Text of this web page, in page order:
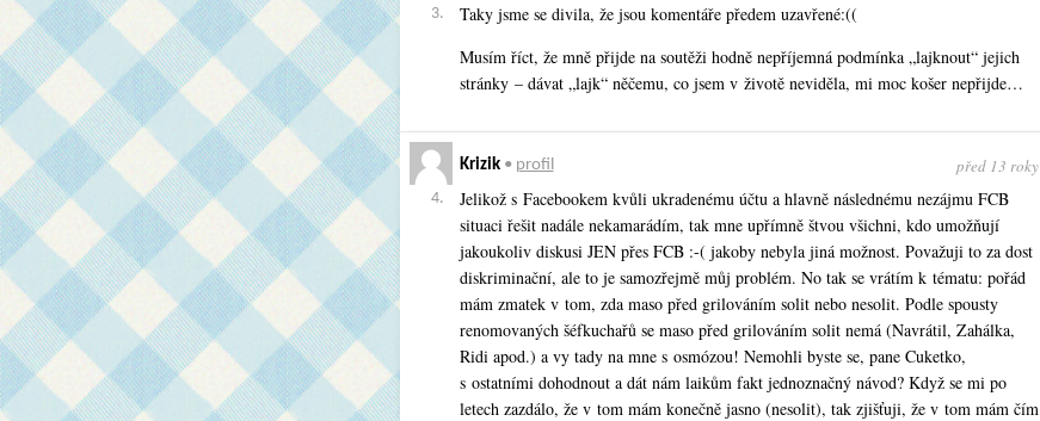
3.
Taky jsme se divila, že jsou komentáře předem uzavřené:((
Musím říct, že mně přijde na soutěži hodně nepříjemná podmínka „lajknout“ jejich
stránky – dávat „lajk“ něčemu, co jsem v životě neviděla, mi moc košer nepřijde…
4.
Krizik• profil před 13 roky
Jelikož s Facebookem kvůli ukradenému účtu a hlavně následnému nezájmu FCB
situaci řešit nadále nekamarádím, tak mne upřímně štvou všichni, kdo umožňují
jakoukoliv diskusi JEN přes FCB :-( jakoby nebyla jiná možnost. Považuji to za dost
diskriminační, ale to je samozřejmě můj problém. No tak se vrátím k tématu: pořád
mám zmatek v tom, zda maso před grilováním solit nebo nesolit. Podle spousty
renomovaných šéfkuchařů se maso před grilováním solit nemá (Navrátil, Zahálka,
Ridi apod.) a vy tady na mne s osmózou! Nemohli byste se, pane Cuketko,
s ostatními dohodnout a dát nám laikům fakt jednoznačný návod? Když se mi po
letech zazdálo, že v tom mám konečně jasno (nesolit), tak zjišťuji, že v tom mám čím